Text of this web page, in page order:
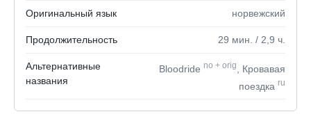
Оригинальный язык норвежский
Продолжительность 29 мин. / 2,9 ч.
Альтернативные
названия
Bloodride no + orig
, Кровавая
поездка ru